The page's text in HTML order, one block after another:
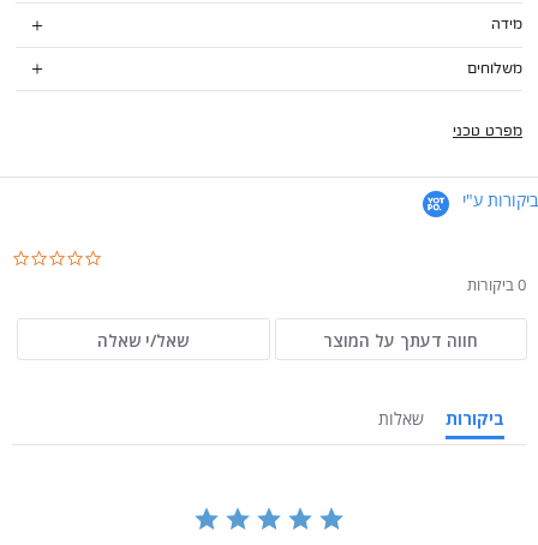
מידה
משלוחים
מפרט טכני
ביקורות ע"י
0 ביקורות
חווה דעתך על המוצר שאל/י שאלה
ביקורות שאלות